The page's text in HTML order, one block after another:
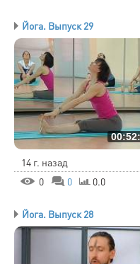
Йога. Выпуск 29
14 г. назад
0
0 0.0
Йога. Выпуск 28